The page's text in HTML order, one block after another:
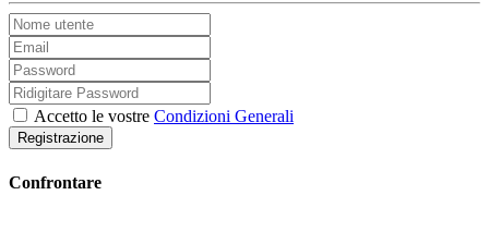
Accetto le vostre Condizioni Generali
Registrazione
Confrontare